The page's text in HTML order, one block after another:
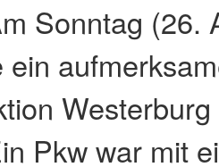
Sonntag (26.
ein
Pkw war mit